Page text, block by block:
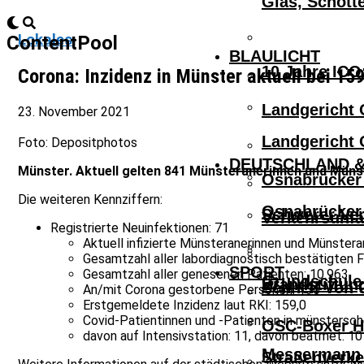
ContentPool
10 Jahre
Landgericht
BLAULICHT
Landgericht
Schwerer
DEUTSCHLAND
Schnell Von
SPORT
OSC-Boxer
Lokales
Corona: Inzidenz in Münster aktuell bei 159
23. November 2021
Foto: Depositphotos
Münster. Aktuell gelten 841 Münsteranerinnen und
Die weiteren Kennziffern:
Registrierte Neuinfektionen: 71
Aktuell infizierte Münsteranerinnen und
Gesamtzahl aller labordiagnostisch bestätigten
Gesamtzahl aller genesenen Patienten: 10.963
An/mit Corona gestorbene Personen: 136
Erstgemeldete Inzidenz laut RKI: 159,0
Covid-Patientinnen und -Patienten in
davon auf Intensivstation: 11, davon beatmet: 10